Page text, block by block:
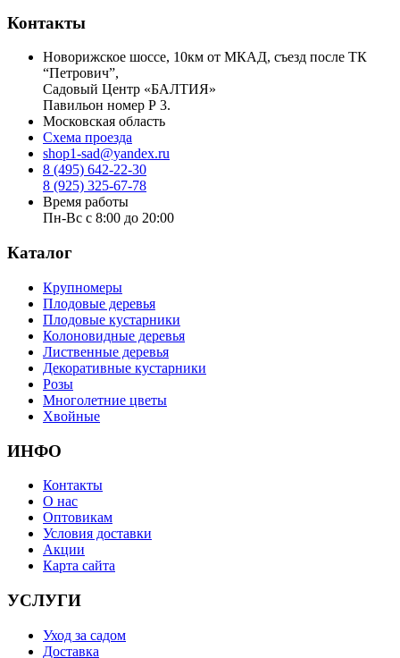
Контакты
Новорижское шоссе, 10км от МКАД, съезд после ТК
“Петрович”,
Садовый Центр «БАЛТИЯ»
Павильон номер Р 3.
Московская область
Схема проезда
shop1-sad@yandex.ru
8 (495) 642-22-30
8 (925) 325-67-78
Время работы
Пн-Вс с 8:00 до 20:00
Каталог
Крупномеры
Плодовые деревья
Плодовые кустарники
Колоновидные деревья
Лиственные деревья
Декоративные кустарники
Розы
Многолетние цветы
Хвойные
ИНФО
Контакты
О нас
Оптовикам
Условия доставки
Акции
Карта сайта
УСЛУГИ
Уход за садом
Доставка